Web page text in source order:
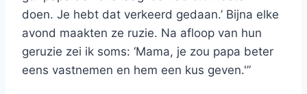
doen. Je hebt dat verkeerd gedaan.’ Bijna elke
avond maakten ze ruzie. Na afloop van hun
geruzie zei ik soms: ‘Mama, je zou papa beter
eens vastnemen en hem een kus geven.'”